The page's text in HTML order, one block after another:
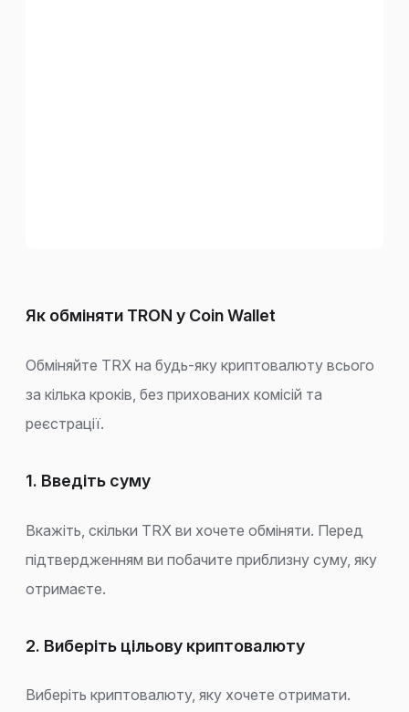
Як обміняти TRON у Coin Wallet
Обміняйте TRX на будь-яку криптовалюту всього
за кілька кроків, без прихованих комісій та
реєстрації.
1. Введіть суму
Вкажіть, скільки TRX ви хочете обміняти. Перед
підтвердженням ви побачите приблизну суму, яку
отримаєте.
2. Виберіть цільову криптовалюту
Виберіть криптовалюту, яку хочете отримати.